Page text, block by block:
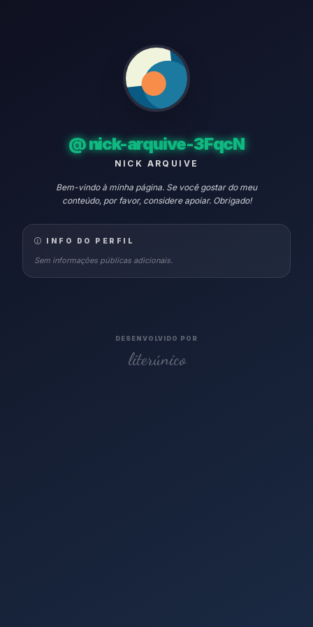
@nick-arquive-3FqcN
NICK ARQUIVE
Bem-vindo à minha página. Se você gostar do meu
conteúdo, por favor, considere apoiar. Obrigado!
INFO DO PERFIL
Sem informações públicas adicionais.
DESENVOLVIDO POR
literúnico